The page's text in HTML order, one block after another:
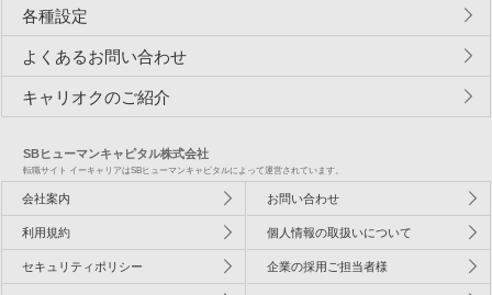
各種設定
よくあるお問い合わせ
キャリオクのご紹介
SBヒューマンキャピタル株式会社
転職サイト イーキャリアはSBヒューマンキャピタルによって運営されています。
会社案内 お問い合わせ
利用規約 個人情報の取扱いについて
セキュリティポリシー 企業の採用ご担当者様